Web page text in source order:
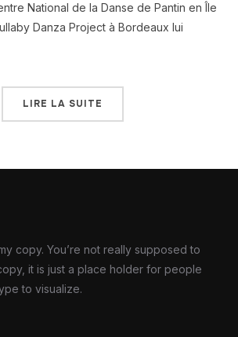
National de la Danse de Pantin en Île
Danza Project à Bordeaux lui
LIRE LA SUITE
copy. You’re not really supposed to
it is just a place holder for people
to visualize.